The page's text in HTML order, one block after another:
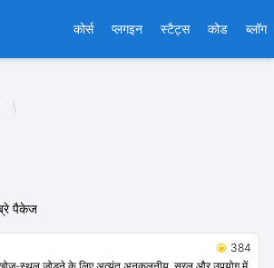
कोर्स प्लगइन स्टैट्स कोड ब्लॉग
पैकेज
384